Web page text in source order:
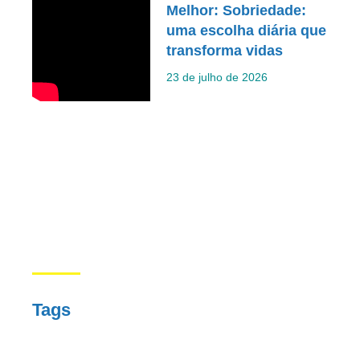
Melhor: Sobriedade:
uma escolha diária que
transforma vidas
23 de julho de 2026
Tags